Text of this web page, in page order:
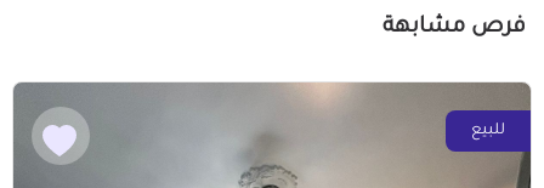
فرص مشابهة
للبيع